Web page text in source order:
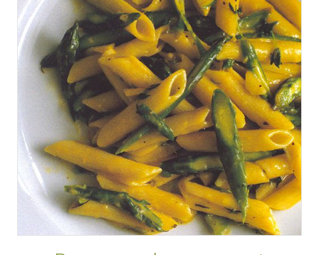
AANMELDEN
RECEPTEN
WEEKMENU'S
KOOKBOEKEN